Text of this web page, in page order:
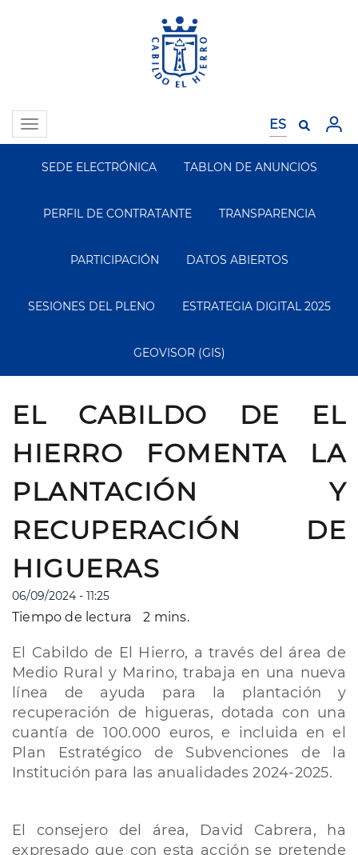
Toggle
navigation
Segundo
Menu
SEDE ELECTRÓNICA TABLON DE ANUNCIOS
PERFIL DE CONTRATANTE TRANSPARENCIA
PARTICIPACIÓN DATOS ABIERTOS
SESIONES DEL PLENO ESTRATEGIA DIGITAL 2025
GEOVISOR (GIS)
EL CABILDO DE EL
HIERRO FOMENTA LA
PLANTACIÓN Y
RECUPERACIÓN DE
HIGUERAS
06/09/2024 - 11:25
Tiempo de lectura 2 mins.
El Cabildo de El Hierro, a través del área de
Medio Rural y Marino, trabaja en una nueva
línea de ayuda para la plantación y
recuperación de higueras, dotada con una
cuantía de 100.000 euros, e incluida en el
Plan Estratégico de Subvenciones de la
Institución para las anualidades 2024-2025.
El consejero del área, David Cabrera, ha
expresado que con esta acción se pretende